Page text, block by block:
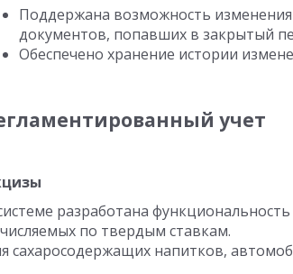
Поддержана возможность
документов, попавших в закрытый
Обеспечено хранение истории
учет
разработана
по твердым ставкам.
сахаросодержащих напитков,